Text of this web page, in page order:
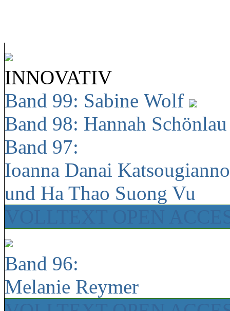
INNOVATIV
Band 99: Sabine Wolf
Band 98: Hannah
Band 97:
Ioanna Danai
und Ha Thao Suong Vu
Band 96:
Melanie Reymer